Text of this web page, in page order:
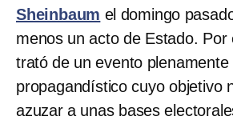
Sheinbaum el domingo
menos un acto de Estado. Por
trató de un evento plenamente
propagandístico cuyo objetivo
azuzar a unas bases